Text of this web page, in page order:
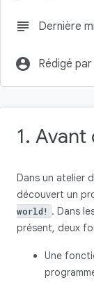
subject Dernière
account_circle Rédigé
1.
Dans un atelier
découvert un
world! . Dans
présent, deux
Une